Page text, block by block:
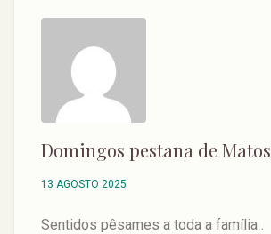
Domingos pestana de Matos
13 AGOSTO 2025
Sentidos pêsames a toda a família .